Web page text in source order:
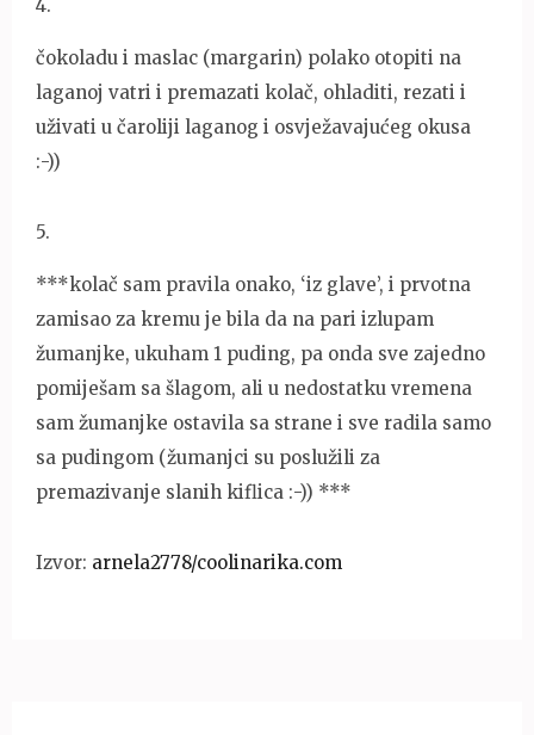
4.
čokoladu i maslac (margarin) polako otopiti na
laganoj vatri i premazati kolač, ohladiti, rezati i
uživati u čaroliji laganog i osvježavajućeg okusa
:-))
5.
***kolač sam pravila onako, ‘iz glave’, i prvotna
zamisao za kremu je bila da na pari izlupam
žumanjke, ukuham 1 puding, pa onda sve zajedno
pomiješam sa šlagom, ali u nedostatku vremena
sam žumanjke ostavila sa strane i sve radila samo
sa pudingom (žumanjci su poslužili za
premazivanje slanih kiflica :-)) ***
Izvor: arnela2778/coolinarika.com